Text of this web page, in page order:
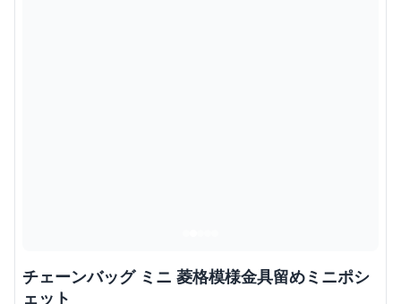
チェーンバッグ ミニ 菱格模様金具留めミニポシ
ェット